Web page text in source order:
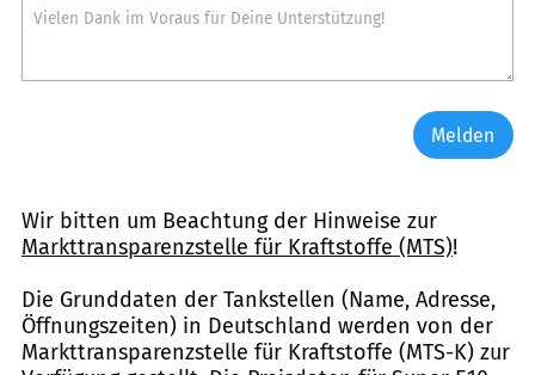
Melden
Wir bitten um Beachtung der Hinweise zur
Markttransparenzstelle für Kraftstoffe (MTS)!
Die Grunddaten der Tankstellen (Name, Adresse,
Öffnungszeiten) in Deutschland werden von der
Markttransparenzstelle für Kraftstoffe (MTS-K) zur